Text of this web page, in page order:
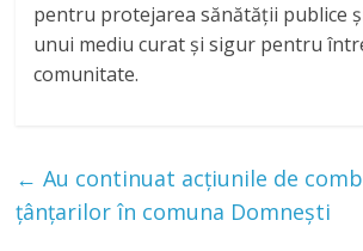
pentru protejarea sănătății publice
unui mediu curat și sigur pentru
comunitate.
← Au continuat acțiunile de
țânțarilor în comuna Domnești